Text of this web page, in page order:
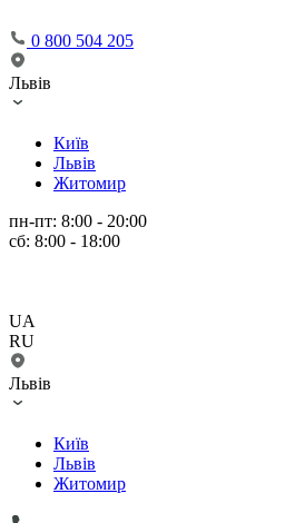
0 800 504 205
Львів
Київ
Львів
Житомир
пн-пт: 8:00 - 20:00
сб: 8:00 - 18:00
UA
RU
Львів
Київ
Львів
Житомир